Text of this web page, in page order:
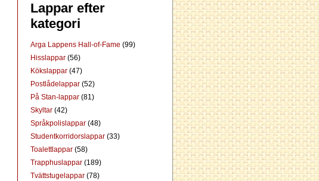
Lappar efter
kategori
Arga Lappens Hall-of-Fame (99)
Hisslappar (56)
Kökslappar (47)
Postlådelappar (52)
På Stan-lappar (81)
Skyltar (42)
Språkpolislappar (48)
Studentkorridorslappar (33)
Toalettlappar (58)
Trapphuslappar (189)
Tvättstugelappar (78)